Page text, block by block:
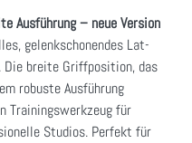
Ausführung – neue Version
gelenkschonendes Lat-
Die breite Griffposition, das
robuste Ausführung
Trainingswerkzeug für
Studios. Perfekt für